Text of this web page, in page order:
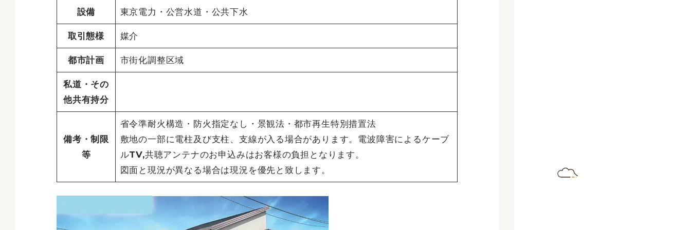
設備 東京電力・公営水道・公共下水
取引態様 媒介
都市計画 市街化調整区域
私道・その
他共有持分
備考・制限
等
省令準耐火構造・防火指定なし・景観法・都市再生特別措置法
敷地の一部に電柱及び支柱、支線が入る場合があります。電波障害によるケーブ
ルTV,共聴アンテナのお申込みはお客様の負担となります。
図面と現況が異なる場合は現況を優先と致します。